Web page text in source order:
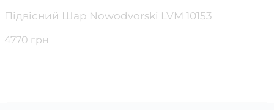
Підвісний Шар Nowodvorski LVM 10153
4770 грн